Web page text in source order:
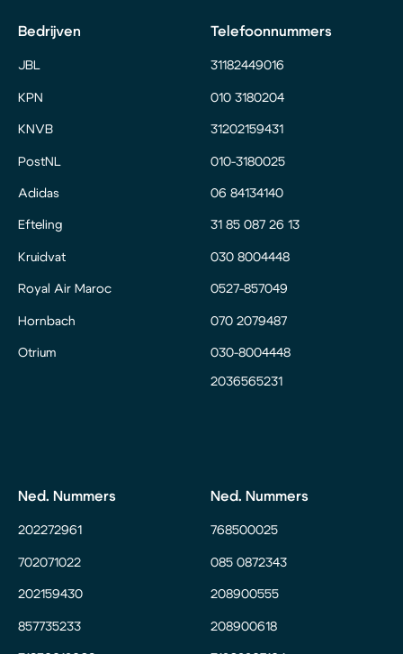
Bedrijven
JBL
KPN
KNVB
PostNL
Adidas
Efteling
Kruidvat
Royal Air Maroc
Hornbach
Otrium
Telefoonnummers
31182449016
010 3180204
31202159431
010-3180025
06 84134140
31 85 087 26 13
030 8004448
0527-857049
070 2079487
030-8004448
2036565231
Ned. Nummers
202272961
702071022
202159430
857735233
Ned. Nummers
768500025
085 0872343
208900555
208900618